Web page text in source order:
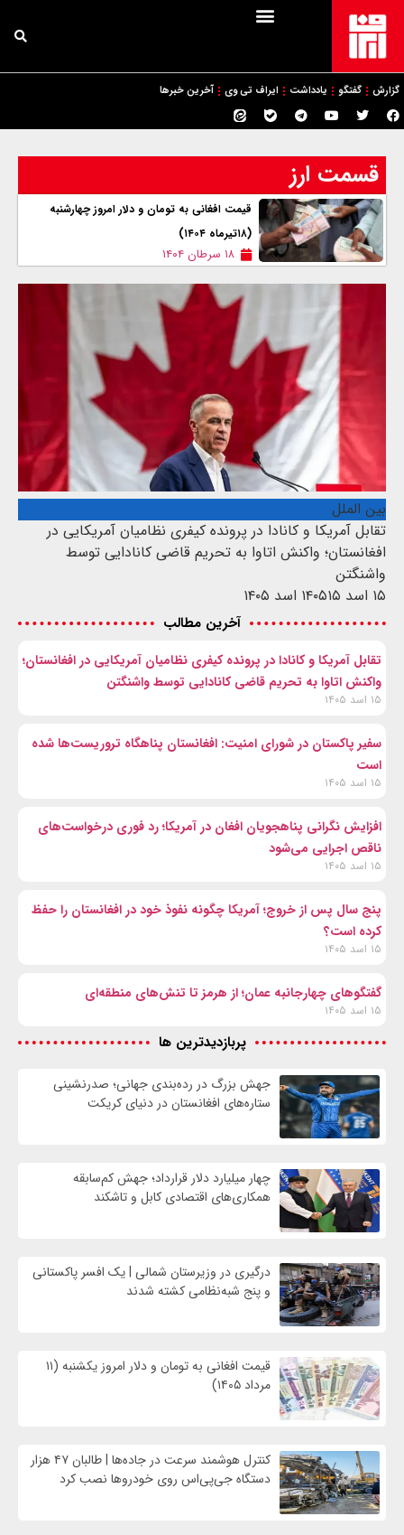
گزارش گفتگو یادداشت ایراف تی وی آخرین خبرها
قسمت ارز
قیمت افغانی به تومان و دلار امروز ‌چهار‌شنبه
(۱۸تیرماه ۱۴۰۴)
۱۸ سرطان ۱۴۰۴
بین الملل
تقابل آمریکا و کانادا در پرونده کیفری نظامیان آمریکایی در
افغانستان؛ واکنش اتاوا به تحریم قاضی کانادایی توسط
واشنگتن
۱۵ اسد ۱۴۰۵
۱۵ اسد ۱۴۰۵
آخرین مطالب
تقابل آمریکا و کانادا در پرونده کیفری نظامیان آمریکایی در افغانستان؛
واکنش اتاوا به تحریم قاضی کانادایی توسط واشنگتن
۱۵ اسد ۱۴۰۵
سفیر پاکستان در شورای امنیت: افغانستان پناهگاه تروریست‌ها شده
است
۱۵ اسد ۱۴۰۵
افزایش نگرانی پناهجویان افغان در آمریکا؛ رد فوری درخواست‌های
ناقص اجرایی می‌شود
۱۵ اسد ۱۴۰۵
پنج سال پس از خروج؛ آمریکا چگونه نفوذ خود در افغانستان را حفظ
کرده است؟
۱۵ اسد ۱۴۰۵
گفتگوهای چهارجانبه عمان؛ از هرمز تا تنش‌های منطقه‌ای
۱۵ اسد ۱۴۰۵
پربازدیدترین ها
جهش بزرگ در رده‌بندی جهانی؛ صدرنشینی
ستاره‌های افغانستان در دنیای کریکت
چهار میلیارد دلار قرارداد؛ جهش کم‌سابقه
همکاری‌های اقتصادی کابل و تاشکند
درگیری در وزیرستان شمالی | یک افسر پاکستانی
و پنج شبه‌نظامی کشته شدند
قیمت افغانی به تومان و دلار امروز یکشنبه (۱۱
مرداد ۱۴۰۵)
کنترل هوشمند سرعت در جاده‌ها | طالبان ۴۷ هزار
دستگاه جی‌پی‌اس روی خودروها نصب کرد